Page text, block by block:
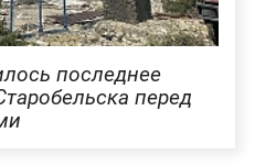
последнее
перед